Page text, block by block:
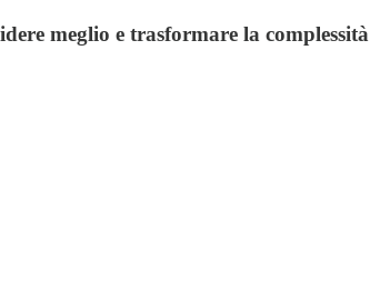
meglio e trasformare la complessità